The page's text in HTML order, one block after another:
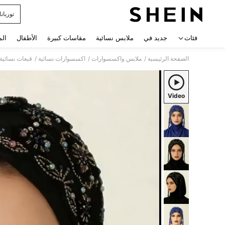
فئات جديد في ملابس نسائية مقاسات كبيرة الأطفال
الصفحة الرئيسية / ملابس واكسسوارات / اكسسوارات نسائية / قبعات نسائية
Video